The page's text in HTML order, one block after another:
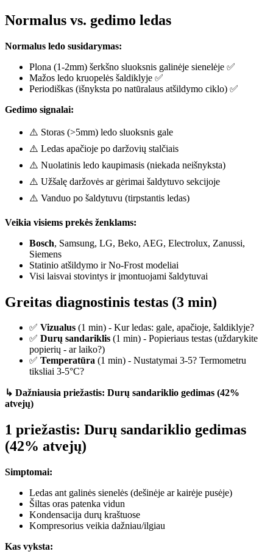
Normalus vs. gedimo ledas
Normalus ledo susidarymas:
Plona (1-2mm) šerkšno sluoksnis galinėje sienelėje ✅
Mažos ledo kruopelės šaldiklyje ✅
Periodiškas (išnyksta po natūralaus atšildymo ciklo) ✅
Gedimo signalai:
⚠️ Storas (>5mm) ledo sluoksnis gale
⚠️ Ledas apačioje po daržovių stalčiais
⚠️ Nuolatinis ledo kaupimasis (niekada neišnyksta)
⚠️ Užšalę daržovės ar gėrimai šaldytuvo sekcijoje
⚠️ Vanduo po šaldytuvu (tirpstantis ledas)
Veikia visiems prekės ženklams:
Bosch, Samsung, LG, Beko, AEG, Electrolux, Zanussi,
Siemens
Statinio atšildymo ir No-Frost modeliai
Visi laisvai stovintys ir įmontuojami šaldytuvai
Greitas diagnostinis testas (3 min)
✅ Vizualus (1 min) - Kur ledas: gale, apačioje, šaldiklyje?
✅ Durų sandariklis (1 min) - Popieriaus testas (uždarykite
popierių - ar laiko?)
✅ Temperatūra (1 min) - Nustatymai 3-5? Termometru
tiksliai 3-5°C?
↳ Dažniausia priežastis: Durų sandariklio gedimas (42%
atvejų)
1 priežastis: Durų sandariklio gedimas
(42% atvejų)
Simptomai:
Ledas ant galinės sienelės (dešinėje ar kairėje pusėje)
Šiltas oras patenka vidun
Kondensacija durų kraštuose
Kompresorius veikia dažniau/ilgiau
Kas vyksta: